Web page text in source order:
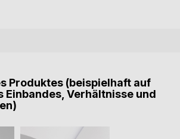
Produktes (beispielhaft auf
Einbandes, Verhältnisse und